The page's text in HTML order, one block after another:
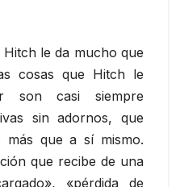
le da mucho que
cosas que Hitch le
son casi siempre
sin adornos, que
que a sí mismo.
que recibe de una
«pérdida de